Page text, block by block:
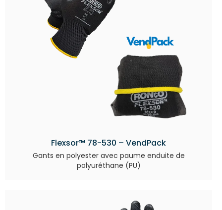
Flexsor™ 78-530 – VendPack
Gants en polyester avec paume enduite de
polyuréthane (PU)